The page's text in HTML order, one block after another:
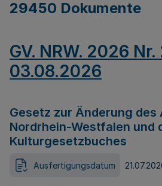
29450 Dokumente
GV. NRW. 2026
03.08.2026
Gesetz zur Änderung
Nordrhein-Westfalen und
Kulturgesetzbuches
Ausfertigungsdatum